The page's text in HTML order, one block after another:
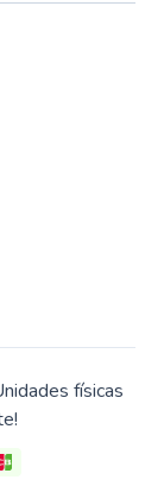
físicas